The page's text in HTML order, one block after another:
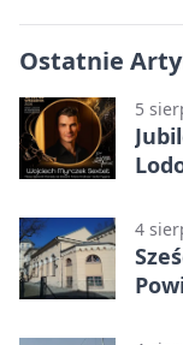
Ostatnie
5
4